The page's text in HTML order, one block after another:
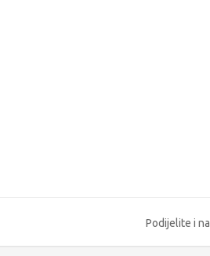
Podijelite i